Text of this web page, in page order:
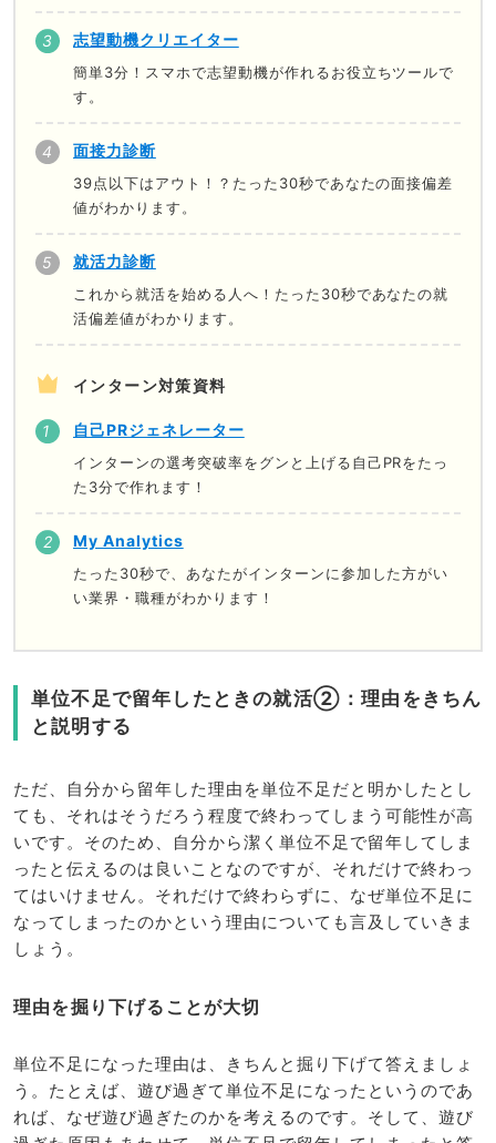
志望動機クリエイター
簡単3分！スマホで志望動機が作れるお役立ちツールで
す。
面接力診断
39点以下はアウト！？たった30秒であなたの面接偏差
値がわかります。
就活力診断
これから就活を始める人へ！たった30秒であなたの就
活偏差値がわかります。
インターン対策資料
自己PRジェネレーター
インターンの選考突破率をグンと上げる自己PRをたっ
た3分で作れます！
My Analytics
たった30秒で、あなたがインターンに参加した方がい
い業界・職種がわかります！
単位不足で留年したときの就活②：理由をきちん
と説明する
ただ、自分から留年した理由を単位不足だと明かしたとし
ても、それはそうだろう程度で終わってしまう可能性が高
いです。そのため、自分から潔く単位不足で留年してしま
ったと伝えるのは良いことなのですが、それだけで終わっ
てはいけません。それだけで終わらずに、なぜ単位不足に
なってしまったのかという理由についても言及していきま
しょう。
理由を掘り下げることが大切
単位不足になった理由は、きちんと掘り下げて答えましょ
う。たとえば、遊び過ぎて単位不足になったというのであ
れば、なぜ遊び過ぎたのかを考えるのです。そして、遊び